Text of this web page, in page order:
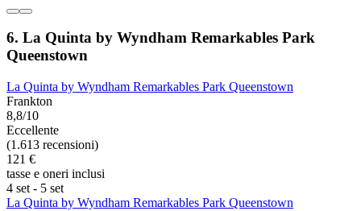
6. La Quinta by Wyndham Remarkables Park
Queenstown
La Quinta by Wyndham Remarkables Park Queenstown
Frankton
8,8/10
Eccellente
(1.613 recensioni)
121 €
tasse e oneri inclusi
4 set - 5 set
La Quinta by Wyndham Remarkables Park Queenstown